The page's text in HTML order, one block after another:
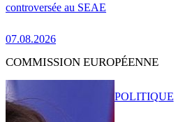
controversée au SEAE
07.08.2026
COMMISSION EUROPÉENNE
POLITIQUE